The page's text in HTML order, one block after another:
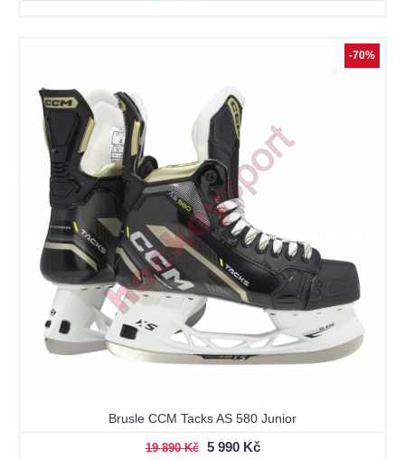
-70%
Brusle CCM Tacks AS 580 Junior
19 890 Kč 5 990 Kč